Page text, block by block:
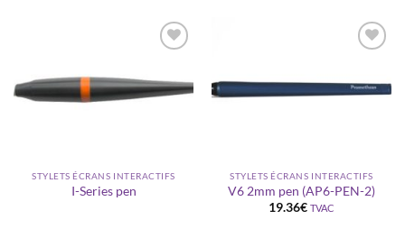
wishlist
STYLETS ÉCRANS INTERACTIFS
I-Series pen
wishlist
STYLETS ÉCRANS INTERACTIFS
V6 2mm pen (AP6-PEN-2)
19.36€ TVAC